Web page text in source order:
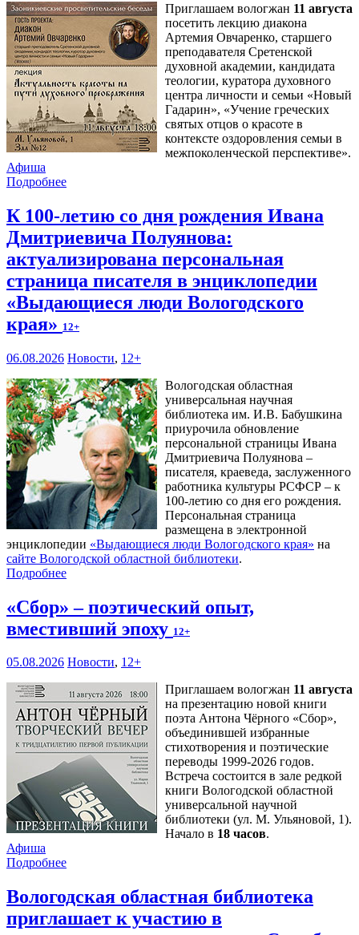
Приглашаем вологжан 11 августа
посетить лекцию диакона
Артемия Овчаренко, старшего
преподавателя Сретенской
духовной академии, кандидата
теологии, куратора духовного
центра личности и семьи «Новый
Гадарин», «Учение греческих
святых отцов о красоте в
контексте оздоровления семьи в
межпоколенческой перспективе».
Афиша
Подробнее
К 100-летию со дня рождения Ивана
Дмитриевича Полуянова:
актуализирована персональная
страница писателя в энциклопедии
«Выдающиеся люди Вологодского
края» 12+
06.08.2026 Новости, 12+
Вологодская областная
универсальная научная
библиотека им. И.В. Бабушкина
приурочила обновление
персональной страницы Ивана
Дмитриевича Полуянова –
писателя, краеведа, заслуженного
работника культуры РСФСР – к
100‑летию со дня его рождения.
Персональная страница
размещена в электронной
энциклопедии «Выдающиеся люди Вологодского края» на
сайте Вологодской областной библиотеки.
Подробнее
«Сбор» – поэтический опыт,
вместивший эпоху 12+
05.08.2026 Новости, 12+
Приглашаем вологжан 11 августа
на презентацию новой книги
поэта Антона Чёрного «Сбор»,
объединившей избранные
стихотворения и поэтические
переводы 1999-2026 годов.
Встреча состоится в зале редкой
книги Вологодской областной
универсальной научной
библиотеки (ул. М. Ульяновой, 1).
Начало в 18 часов.
Афиша
Подробнее
Вологодская областная библиотека
приглашает к участию в